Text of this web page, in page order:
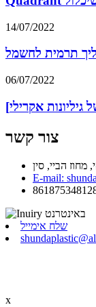
14/07/2022
06/07/2022
צור קשר
מחוז הביי, סין
E-mail:
שלח אימייל
x